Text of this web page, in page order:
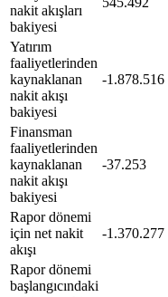
nakit akışları
bakiyesi
Yatırım
faaliyetlerinden
kaynaklanan
nakit akışı
bakiyesi
-1.878.516
Finansman
faaliyetlerinden
kaynaklanan
nakit akışı
bakiyesi
-37.253
Rapor dönemi
için net nakit
akışı
-1.370.277
Rapor dönemi
başlangıcındaki